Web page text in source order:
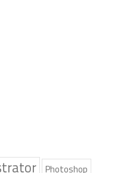
Photoshop